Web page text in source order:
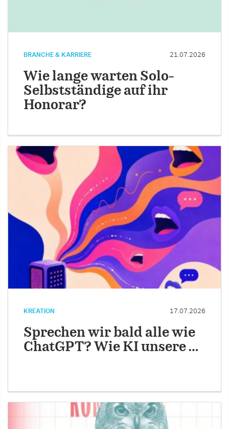
BRANCHE & KARRIERE 21.07.2026
Wie lange warten Solo-
Selbstständige auf ihr
Honorar?
KREATION 17.07.2026
Sprechen wir bald alle wie
ChatGPT? Wie KI unsere …